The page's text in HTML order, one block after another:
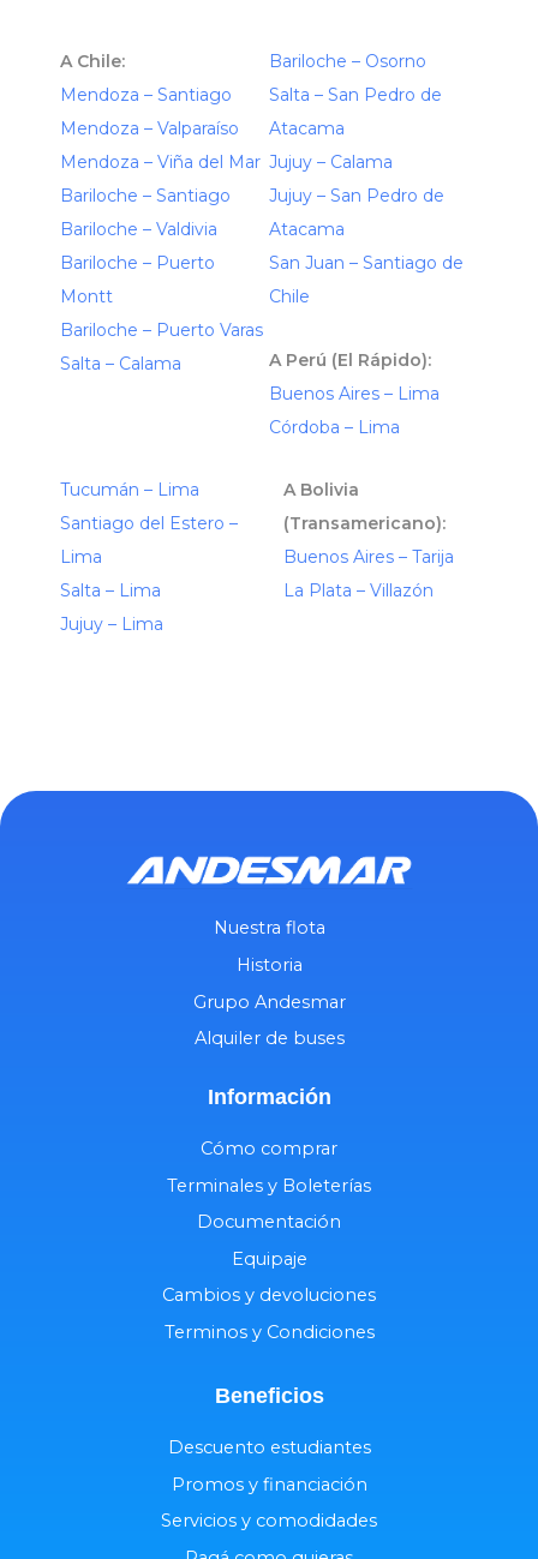
A Chile:
Mendoza – Santiago
Mendoza – Valparaíso
Mendoza – Viña del Mar
Bariloche – Santiago
Bariloche – Valdivia
Bariloche – Puerto
Montt
Bariloche – Puerto Varas
Salta – Calama
Bariloche – Osorno
Salta – San Pedro de
Atacama
Jujuy – Calama
Jujuy – San Pedro de
Atacama
San Juan – Santiago de
Chile
A Perú (El Rápido):
Buenos Aires – Lima
Córdoba – Lima
Tucumán – Lima
Santiago del Estero –
Lima
Salta – Lima
Jujuy – Lima
A Bolivia
(Transamericano):
Buenos Aires – Tarija
La Plata – Villazón
Nuestra flota
Historia
Grupo Andesmar
Alquiler de buses
Información
Cómo comprar
Terminales y Boleterías
Documentación
Equipaje
Cambios y devoluciones
Terminos y Condiciones
Beneficios
Descuento estudiantes
Promos y financiación
Servicios y comodidades